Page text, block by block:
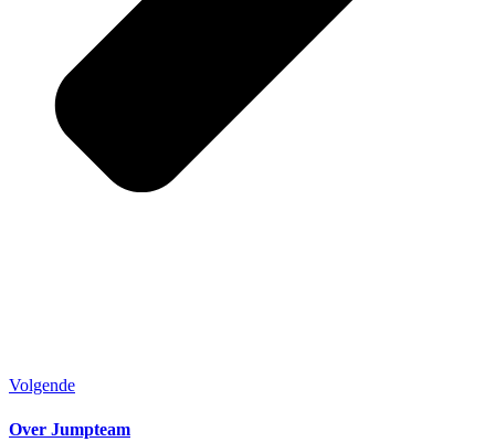
Volgende
Over Jumpteam